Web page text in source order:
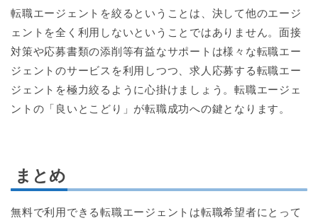
転職エージェントを絞るということは、決して他のエージ
ェントを全く利用しないということではありません。面接
対策や応募書類の添削等有益なサポートは様々な転職エー
ジェントのサービスを利用しつつ、求人応募する転職エー
ジェントを極力絞るように心掛けましょう。転職エージェ
ントの「良いとこどり」が転職成功への鍵となります。
まとめ
無料で利用できる転職エージェントは転職希望者にとって